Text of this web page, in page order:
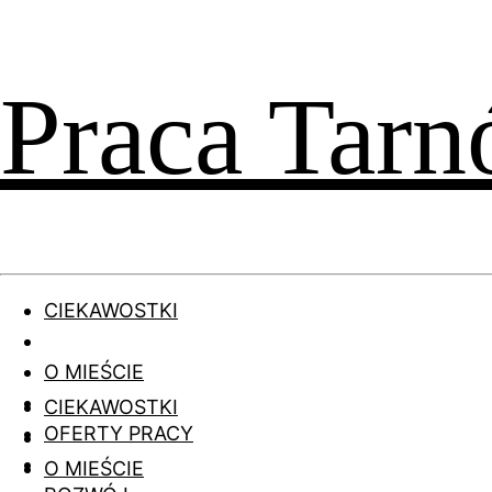
Praca
CIEKAWOSTKI
O MIEŚCIE
OFERTY PRACY
CIEKAWOSTKI
O MIEŚCIE